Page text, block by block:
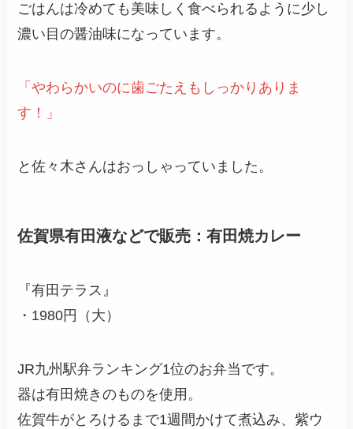
ごはんは冷めても美味しく食べられるように少し
濃い目の醤油味になっています。
「やわらかいのに歯ごたえもしっかりありま
す！」
と佐々木さんはおっしゃっていました。
佐賀県有田液などで販売：有田焼カレー
『有田テラス』
・1980円（大）
JR九州駅弁ランキング1位のお弁当です。
器は有田焼きのものを使用。
佐賀牛がとろけるまで1週間かけて煮込み、紫ウ